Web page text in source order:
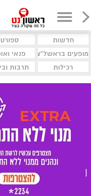
חדשות ספורט
מופעים בראשל"צ
פנאי
רכילות
תרבות